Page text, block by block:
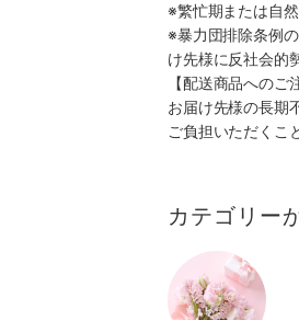
※繁忙期または自
※暴力団排除条例
け先様に反社会的
【配送商品へのご
お届け先様の長期
ご負担いただくこ
カテゴリー